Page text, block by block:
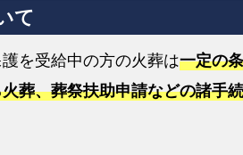
を受給中の方の火葬は一定の
葬、葬祭扶助申請などの諸手